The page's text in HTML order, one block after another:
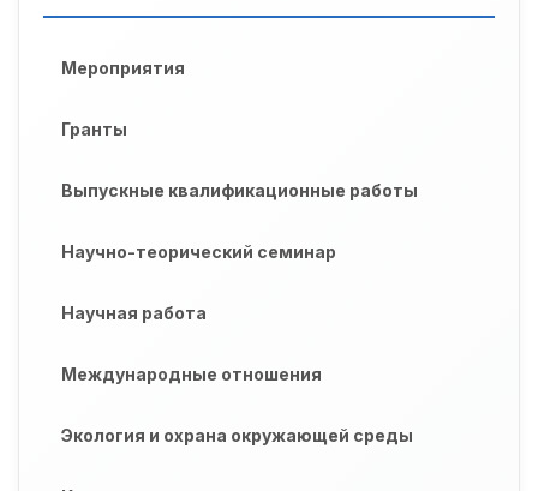
Мероприятия
Гранты
Выпускные квалификационные работы
Научно-теорический семинар
Научная работа
Международные отношения
Экология и охрана окружающей среды